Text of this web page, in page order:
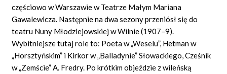
częściowo w Warszawie w Teatrze Małym Mariana
Gawalewicza. Następnie na dwa sezony przeniósł się do
teatru Nuny Młodziejowskiej w Wilnie (1907–9).
Wybitniejsze tutaj role to: Poeta w „Weselu”, Hetman w
„Horsztyńskim” i Kirkor w „Balladynie” Słowackiego, Cześnik
w „Zemście” A. Fredry. Po krótkim objeździe z wileńską